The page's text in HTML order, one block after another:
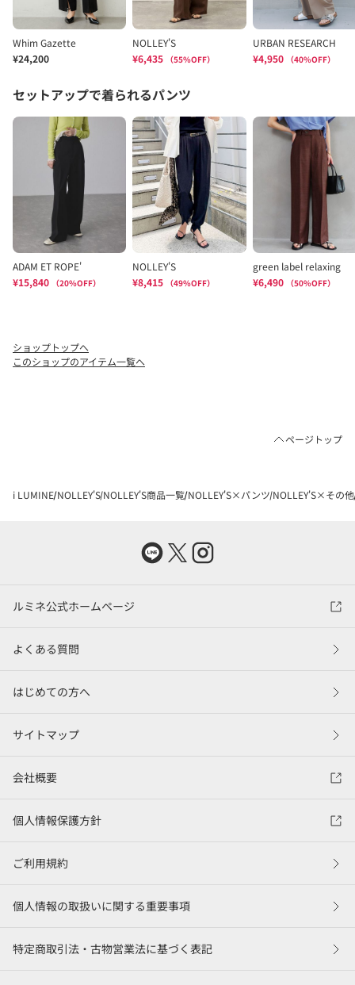
ショップトップへ
このショップのアイテム一覧へ
ページトップ
i LUMINE NOLLEY'S NOLLEY'S商品一覧 NOLLEY'S×パンツ NOLLEY'S×その他
ルミネ公式ホームページ
よくある質問
はじめての方へ
サイトマップ
会社概要
個人情報保護方針
ご利用規約
個人情報の取扱いに関する重要事項
特定商取引法・古物営業法に基づく表記